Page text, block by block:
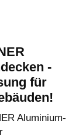
-
für
Aluminium-